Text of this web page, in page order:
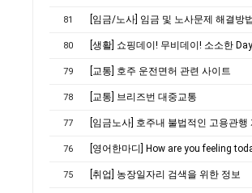
81 [임금/노사] 임금 및 노사문제 해결방
80 [생활] 쇼핑데이! 무비데이! 소소한 Day
79 [교통] 호주 운전면허 관련 사이트
78 [교통] 브리즈번 대중교통
77 [임금노사] 호주내 불법적인 고용관
76 [영어한마디] How are you feeling
75 [취업] 농장일자리 검색을 위한 정보